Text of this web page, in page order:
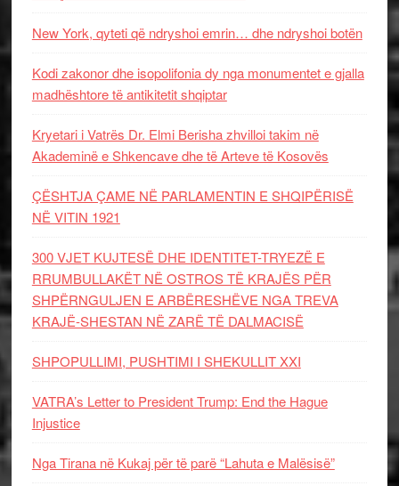
New York, qyteti që ndryshoi emrin… dhe ndryshoi botën
Kodi zakonor dhe isopolifonia dy nga monumentet e gjalla
madhështore të antikitetit shqiptar
Kryetari i Vatrës Dr. Elmi Berisha zhvilloi takim në
Akademinë e Shkencave dhe të Arteve të Kosovës
ÇËSHTJA ÇAME NË PARLAMENTIN E SHQIPËRISË
NË VITIN 1921
300 VJET KUJTESË DHE IDENTITET-TRYEZË E
RRUMBULLAKËT NË OSTROS TË KRAJËS PËR
SHPËRNGULJEN E ARBËRESHËVE NGA TREVA
KRAJË-SHESTAN NË ZARË TË DALMACISË
SHPOPULLIMI, PUSHTIMI I SHEKULLIT XXI
VATRA’s Letter to President Trump: End the Hague
Injustice
Nga Tirana në Kukaj për të parë “Lahuta e Malësisë”